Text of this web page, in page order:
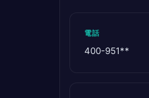
電話
400-951**